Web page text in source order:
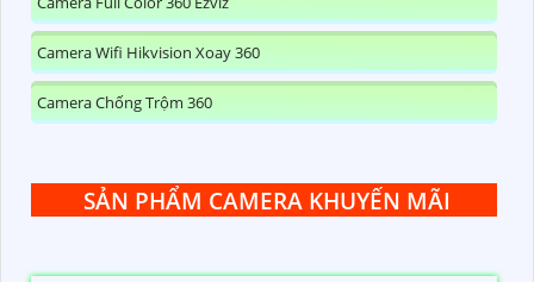
Camera Wifi Hikvision Xoay 360
Camera Chống Trộm 360
SẢN PHẨM CAMERA KHUYẾN MÃI